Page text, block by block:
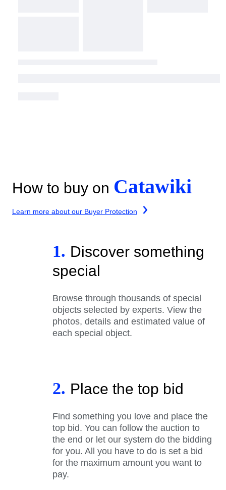
How to buy on Catawiki
Learn more about our Buyer Protection
1. Discover something
special
Browse through thousands of special
objects selected by experts. View the
photos, details and estimated value of
each special object.
2. Place the top bid
Find something you love and place the
top bid. You can follow the auction to
the end or let our system do the bidding
for you. All you have to do is set a bid
for the maximum amount you want to
pay.